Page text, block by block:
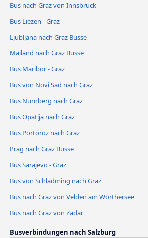
Bus nach Graz von Innsbruck
Bus Liezen - Graz
Ljubljana nach Graz Busse
Mailand nach Graz Busse
Bus Maribor - Graz
Bus von Novi Sad nach Graz
Bus Nürnberg nach Graz
Bus Opatija nach Graz
Bus Portoroz nach Graz
Prag nach Graz Busse
Bus Sarajevo - Graz
Bus von Schladming nach Graz
Bus nach Graz von Velden am Wörthersee
Bus nach Graz von Zadar
Busverbindungen nach Salzburg